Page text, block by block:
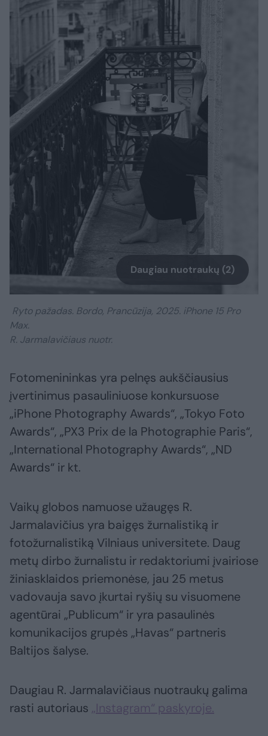
Daugiau nuotraukų (2)
Ryto pažadas. Bordo, Prancūzija, 2025. iPhone 15 Pro
Max.
R. Jarmalavičiaus nuotr.
Fotomenininkas yra pelnęs aukščiausius
įvertinimus pasauliniuose konkursuose
„iPhone Photography Awards“, „Tokyo Foto
Awards“, „PX3 Prix de la Photographie Paris“,
„International Photography Awards“, „ND
Awards“ ir kt.
Vaikų globos namuose užaugęs R.
Jarmalavičius yra baigęs žurnalistiką ir
fotožurnalistiką Vilniaus universitete. Daug
metų dirbo žurnalistu ir redaktoriumi įvairiose
žiniasklaidos priemonėse, jau 25 metus
vadovauja savo įkurtai ryšių su visuomene
agentūrai „Publicum“ ir yra pasaulinės
komunikacijos grupės „Havas“ partneris
Baltijos šalyse.
Daugiau R. Jarmalavičiaus nuotraukų galima
rasti autoriaus „Instagram“ paskyroje.